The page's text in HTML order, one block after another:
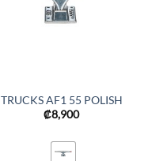
TRUCKS AF1 55 POLISH
₡8,900